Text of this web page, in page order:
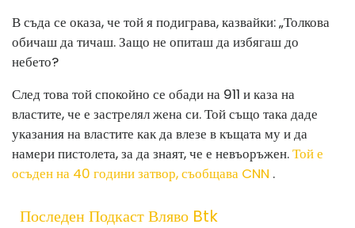
В съда се оказа, че той я подиграва, казвайки: „Толкова
обичаш да тичаш. Защо не опиташ да избягаш до
небето?
След това той спокойно се обади на 911 и каза на
властите, че е застрелял жена си. Той също така даде
указания на властите как да влезе в къщата му и да
намери пистолета, за да знаят, че е невъоръжен.Той е
осъден на 40 години затвор, съобщава CNN .
Последен Подкаст Вляво Btk